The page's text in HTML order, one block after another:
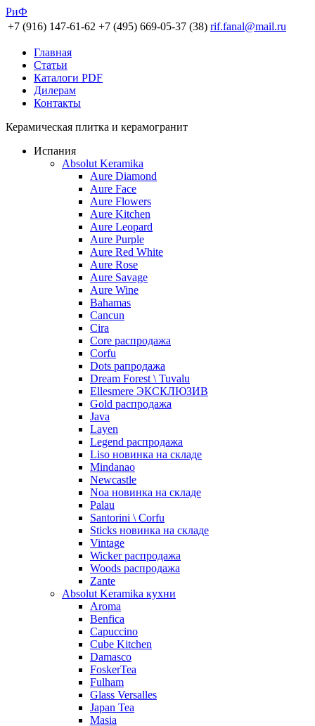
РиФ
+7 (916) 147-61-62 +7 (495) 669-05-37 (38) rif.fanal@mail.ru
Главная
Статьи
Каталоги PDF
Дилерам
Контакты
Керамическая плитка и керамогранит
Испания
Absolut Keramika
Aure Diamond
Aure Face
Aure Flowers
Aure Kitchen
Aure Leopard
Aure Purple
Aure Red White
Aure Rose
Aure Savage
Aure Wine
Bahamas
Cancun
Cira
Core распродажа
Corfu
Dots рапродажа
Dream Forest \ Tuvalu
Ellesmere ЭКСКЛЮЗИВ
Gold распродажа
Java
Layen
Legend распродажа
Liso новинка на складе
Mindanao
Newcastle
Noa новинка на складе
Palau
Santorini \ Corfu
Sticks новинка на складе
Vintage
Wicker распродажа
Woods распродажа
Zante
Absolut Keramika кухни
Aroma
Benfica
Capuccino
Cube Kitchen
Damasco
FoskerTea
Fulham
Glass Versalles
Japan Tea
Masia